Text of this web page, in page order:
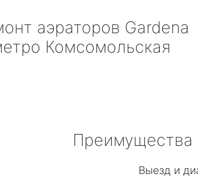
аэраторов Gardena
Комсомольская
Преимущества
Выезд и